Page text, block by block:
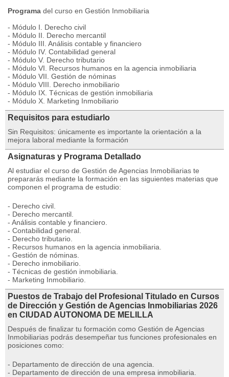
Programa del curso en Gestión Inmobiliaria
- Módulo I. Derecho civil
- Módulo II. Derecho mercantil
- Módulo III. Análisis contable y financiero
- Módulo IV. Contabilidad general
- Módulo V. Derecho tributario
- Módulo VI. Recursos humanos en la agencia inmobiliaria
- Módulo VII. Gestión de nóminas
- Módulo VIII. Derecho inmobiliario
- Módulo IX. Técnicas de gestión inmobiliaria
- Módulo X. Marketing Inmobiliario
Requisitos para estudiarlo
Sin Requisitos: únicamente es importante la orientación a la
mejora laboral mediante la formación
Asignaturas y Programa Detallado
Al estudiar el curso de Gestión de Agencias Inmobiliarias te
prepararás mediante la formación en las siguientes materias que
componen el programa de estudio:
- Derecho civil.
- Derecho mercantil.
- Análisis contable y financiero.
- Contabilidad general.
- Derecho tributario.
- Recursos humanos en la agencia inmobiliaria.
- Gestión de nóminas.
- Derecho inmobiliario.
- Técnicas de gestión inmobiliaria.
- Marketing Inmobiliario.
Puestos de Trabajo del Profesional Titulado en Cursos
de Dirección y Gestión de Agencias Inmobiliarias 2026
en CIUDAD AUTONOMA DE MELILLA
Después de finalizar tu formación como Gestión de Agencias
Inmobiliarias podrás desempeñar tus funciones profesionales en
posiciones como:
- Departamento de dirección de una agencia.
- Departamento de dirección de una empresa inmobiliaria.